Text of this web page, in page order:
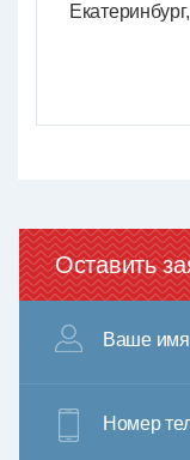
Екатеринбург
Оставить
Ваше имя
Номер